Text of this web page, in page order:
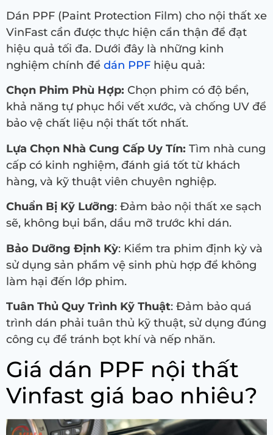
Dán PPF (Paint Protection Film) cho nội thất xe
VinFast cần được thực hiện cẩn thận để đạt
hiệu quả tối đa. Dưới đây là những kinh
nghiệm chính để dán PPF hiệu quả:
Chọn Phim Phù Hợp: Chọn phim có độ bền,
khả năng tự phục hồi vết xước, và chống UV để
bảo vệ chất liệu nội thất tốt nhất.
Lựa Chọn Nhà Cung Cấp Uy Tín: Tìm nhà cung
cấp có kinh nghiệm, đánh giá tốt từ khách
hàng, và kỹ thuật viên chuyên nghiệp.
Chuẩn Bị Kỹ Lưỡng: Đảm bảo nội thất xe sạch
sẽ, không bụi bẩn, dầu mỡ trước khi dán.
Bảo Dưỡng Định Kỳ: Kiểm tra phim định kỳ và
sử dụng sản phẩm vệ sinh phù hợp để không
làm hại đến lớp phim.
Tuân Thủ Quy Trình Kỹ Thuật: Đảm bảo quá
trình dán phải tuân thủ kỹ thuật, sử dụng đúng
công cụ để tránh bọt khí và nếp nhăn.
Giá dán PPF nội thất
Vinfast giá bao nhiêu?